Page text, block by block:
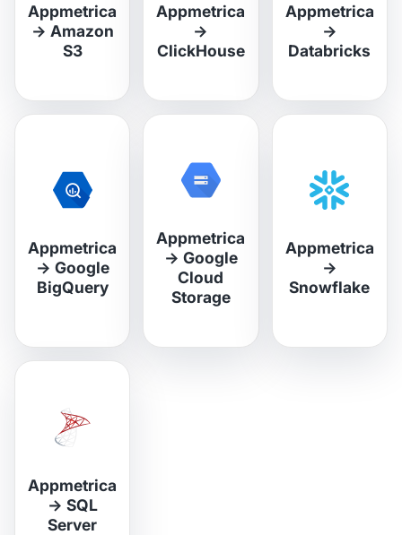
Appmetrica
→ Amazon
S3
Appmetrica
→
ClickHouse
Appmetrica
→
Databricks
Appmetrica
→ Google
BigQuery
Appmetrica
→ Google
Cloud
Storage
Appmetrica
→
Snowflake
Appmetrica
→ SQL
Server